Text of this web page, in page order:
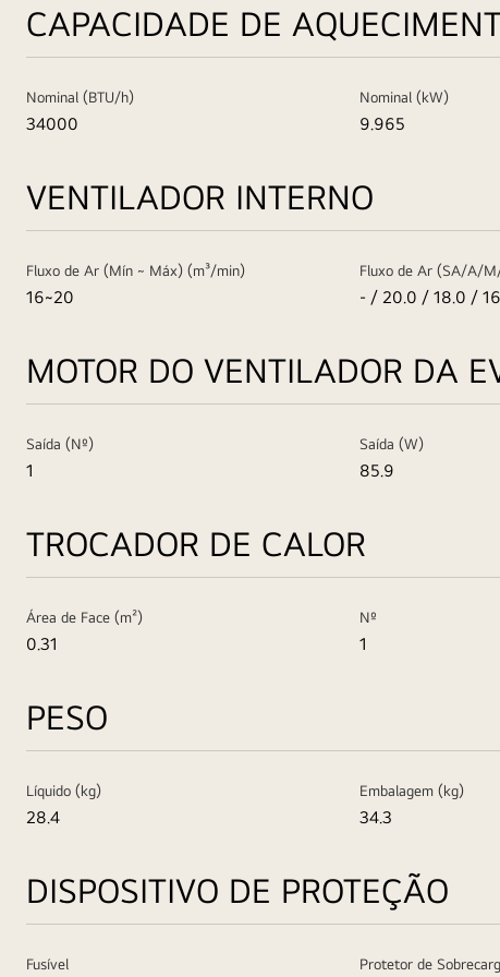
CAPACIDADE DE
Nominal (BTU/h)
34000
Nominal (kW)
9.965
VENTILADOR INTERNO
Fluxo de Ar (Mín ~ Máx) (m³/min)
16~20
Fluxo de Ar (SA/A/
- / 20.0 / 18.0 /
MOTOR DO VENTILADOR DA
Saída (Nº)
1
Saída (W)
85.9
TROCADOR DE CALOR
Área de Face (m²)
0.31
Nº
1
PESO
Líquido (kg)
28.4
Embalagem (kg)
34.3
DISPOSITIVO DE PROTEÇÃO
Fusível Protetor de